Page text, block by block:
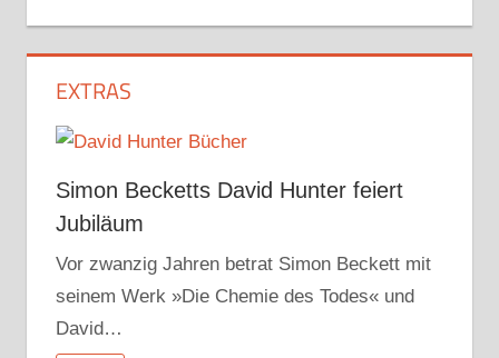
EXTRAS
Simon Becketts David Hunter feiert
Jubiläum
Vor zwanzig Jahren betrat Simon Beckett mit
seinem Werk »Die Chemie des Todes« und
David…